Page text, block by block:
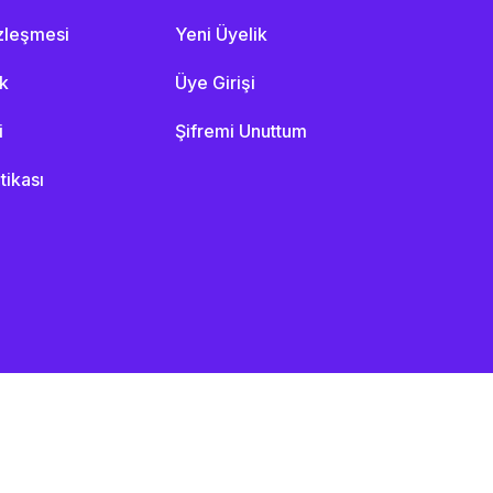
Yeni Üyelik
Üye Girişi
Şifremi Unuttum